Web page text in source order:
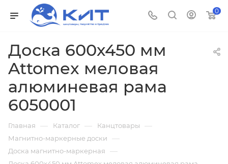
0
Доска 600х450 мм
Attomex меловая
алюминевая рама
6050001
Главная — Каталог — Канцтовары —
Магнитно-маркерные доски —
Доска магнитно-маркерная —